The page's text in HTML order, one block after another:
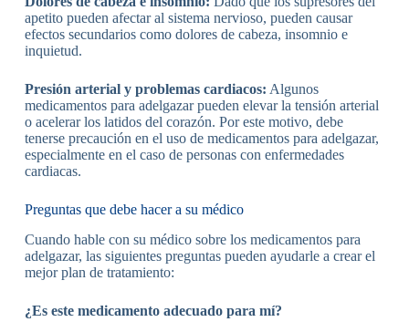
apetito pueden afectar al sistema nervioso, pueden causar
efectos secundarios como dolores de cabeza, insomnio e
inquietud.
Presión arterial y problemas cardiacos: Algunos
medicamentos para adelgazar pueden elevar la tensión arterial
o acelerar los latidos del corazón. Por este motivo, debe
tenerse precaución en el uso de medicamentos para adelgazar,
especialmente en el caso de personas con enfermedades
cardiacas.
Preguntas que debe hacer a su médico
Cuando hable con su médico sobre los medicamentos para
adelgazar, las siguientes preguntas pueden ayudarle a crear el
mejor plan de tratamiento:
¿Es este medicamento adecuado para mí?